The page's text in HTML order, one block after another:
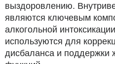
выздоровлению.
являются ключевым
алкогольной
используются для
дисбаланса и поддержки